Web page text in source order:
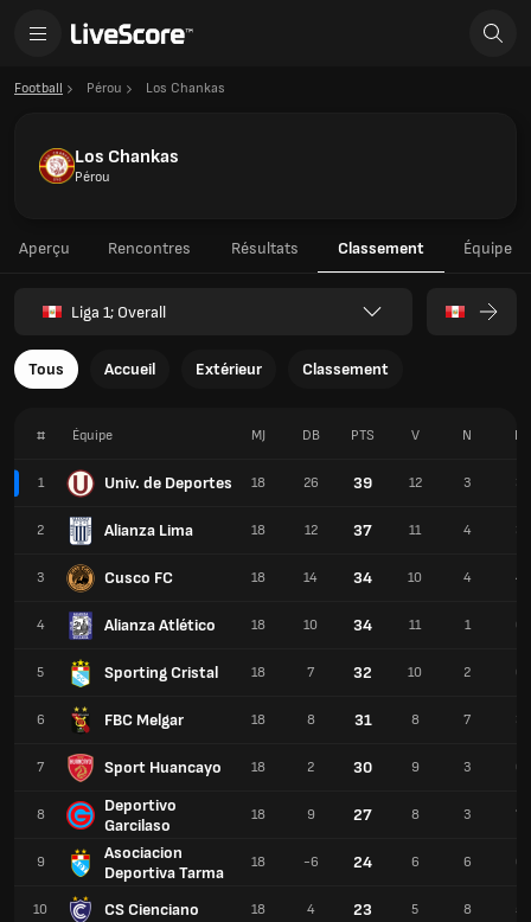
Football Pérou Los Chankas
Los Chankas
Pérou
Aperçu Rencontres Résultats Classement Équipe
Liga 1; Overall
Tous Accueil Extérieur Classement
# Équipe
1 Univ. de Deportes
2 Alianza Lima
3 Cusco FC
4 Alianza Atlético
5 Sporting Cristal
6 FBC Melgar
7 Sport Huancayo
8
Deportivo
Garcilaso
9
Asociacion
Deportiva Tarma
10 CS Cienciano
MJ DB PTS V N D
18 26 39 12 3 3
18 12 37 11 4 3
18 14 34 10 4 4
18 10 34 11 1 6
18 7 32 10 2 6
18 8 31 8 7 3
18 2 30 9 3 6
18 9 27 8 3 7
18 -6 24 6 6 6
18 4 23 5 8 5